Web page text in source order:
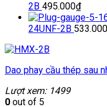
2B 495.000₫
24UNF-2B 533.000
Dao phay cầu thép sau
Lượt xem: 1499
0 out of 5